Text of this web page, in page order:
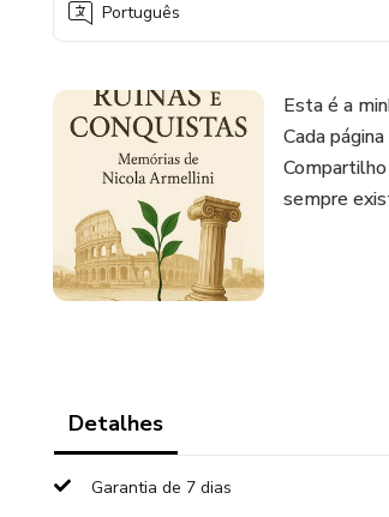
Português
Esta é a
Cada
sempre
Detalhes
Garantia de 7 dias